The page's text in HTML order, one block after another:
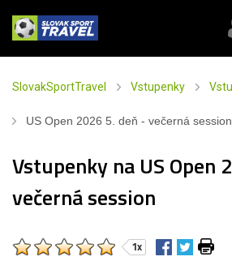
SlovakSportTravel Vstupenky
US Open 2026 5. deň - večerná session
Vstupenky na US Open
večerná session
1x